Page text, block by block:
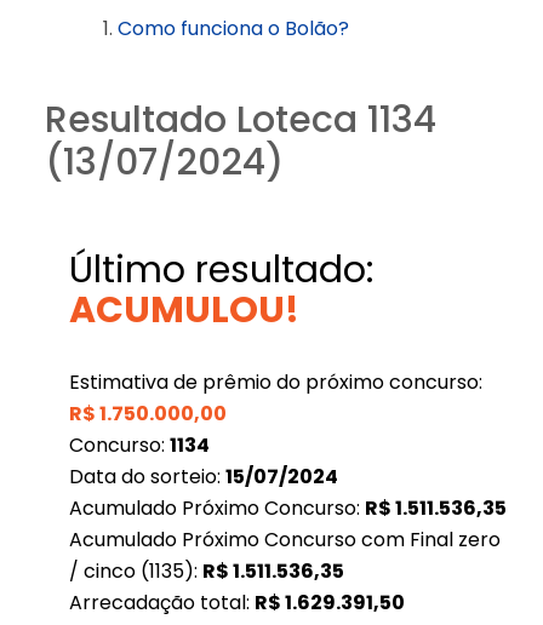
Como funciona o Bolão?
Resultado Loteca 1134
(13/07/2024)
Último resultado:
ACUMULOU!
Estimativa de prêmio do próximo concurso:
R$1.750.000,00
Concurso: 1134
Data do sorteio: 15/07/2024
Acumulado Próximo Concurso: R$1.511.536,35
Acumulado Próximo Concurso com Final zero
/ cinco (1135): R$1.511.536,35
Arrecadação total: R$1.629.391,50